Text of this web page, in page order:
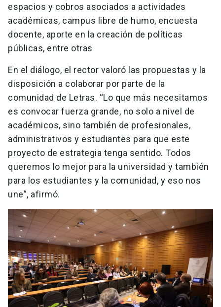
espacios y cobros asociados a actividades
académicas, campus libre de humo, encuesta
docente, aporte en la creación de políticas
públicas, entre otras
En el diálogo, el rector valoró las propuestas y la
disposición a colaborar por parte de la
comunidad de Letras. “Lo que más necesitamos
es convocar fuerza grande, no solo a nivel de
académicos, sino también de profesionales,
administrativos y estudiantes para que este
proyecto de estrategia tenga sentido. Todos
queremos lo mejor para la universidad y también
para los estudiantes y la comunidad, y eso nos
une”, afirmó.